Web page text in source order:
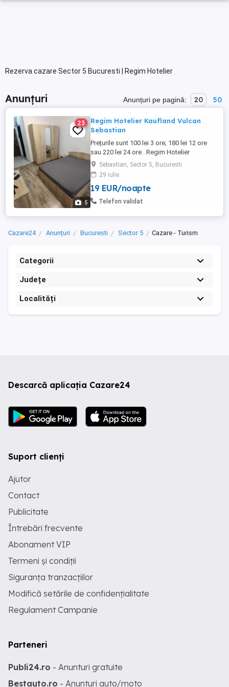
Rezerva cazare Sector 5 Bucuresti | Regim Hotelier
Anunțuri Anunțuri pe pagină: 20 50
5
23
Regim Hotelier Kaufland Vulcan
Sebastian
Prețurile sunt 100 lei 3 ore; 180 lei 12 ore
sau 220 lei 24 ore . Regim Hotelier
Garsoniera 42 mp situata in zona 13
Septembrie Parc Sebastian .
Curățenie,discreție,internet wifi, televizor
LCD. Ne rezervam dreptul de a ne selecta
clienții. Pentru perioade mai lungi de 7 zile
Sebastian, Sector 5, Bucuresti
29 iulie
19 EUR/noapte
Telefon validat
Cazare24 Anunțuri Bucuresti Sector 5 Cazare - Turism
Categorii
Județe
Localități
Descarcă aplicația Cazare24
Suport clienți
Ajutor
Contact
Publicitate
Întrebări frecvente
Abonament VIP
Termeni și condiții
Siguranța tranzacțiilor
Modifică setările de confidențialitate
Regulament Campanie
Parteneri
Publi24.ro - Anunturi gratuite
Bestauto.ro - Anunturi auto/moto